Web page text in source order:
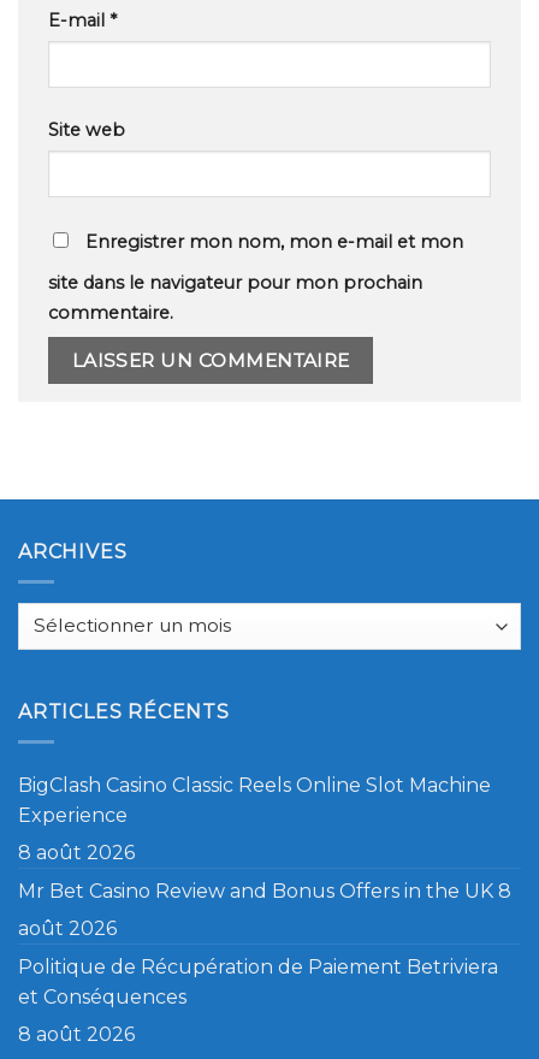
E-mail *
Site web
Enregistrer mon nom, mon e-mail et mon
site dans le navigateur pour mon prochain
commentaire.
ARCHIVES
Archives
ARTICLES RÉCENTS
BigClash Casino Classic Reels Online Slot Machine
Experience
8 août 2026
Mr Bet Casino Review and Bonus Offers in the UK 8
août 2026
Politique de Récupération de Paiement Betriviera
et Conséquences
8 août 2026